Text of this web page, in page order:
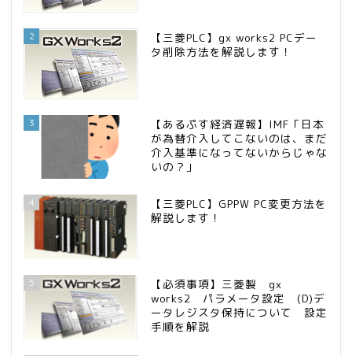
2
【三菱PLC】gx works2 PCデー
タ削除方法を解説します！
3
【あるぷす経済遅報】IMF「日本
が為替介入してこないのは、まだ
介入基準になってないからじゃな
いの？」
4
【三菱PLC】GPPW PC変更方法を
解説します！
5
【必須事項】三菱製 gx
works2 パラメータ設定 (D)デ
ータレジスタ保持について 設定
手順を解説